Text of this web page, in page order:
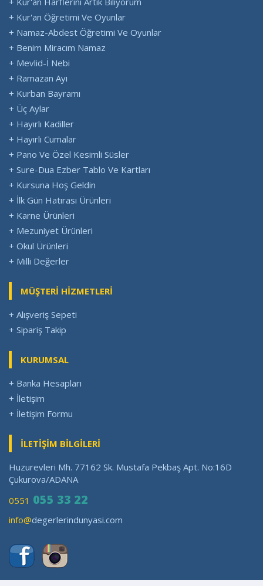
+ Kur'an Öğretimi Ve Oyunlar
+ Namaz-Abdest Öğretimi Ve Oyunlar
+ Benim Miracım Namaz
+ Mevlid-İ Nebi
+ Ramazan Ayı
+ Kurban Bayramı
+ Üç Aylar
+ Hayırlı Kadiller
+ Hayırlı Cumalar
+ Pano Ve Özel Kesimli Süsler
+ Sure-Dua Ezber Tablo Ve Kartları
+ Kursuna Hoş Geldin
+ İlk Gün Hatırası Ürünleri
+ Karne Ürünleri
+ Mezuniyet Ürünleri
+ Okul Ürünleri
+ Milli Değerler
MÜŞTERİ HİZMETLERİ
+ Alışveriş Sepeti
+ Sipariş Takip
KURUMSAL
+ Banka Hesapları
+ İletişim
+ İletişim Formu
İLETİŞİM BİLGİLERİ
Huzurevleri Mh. 77162 Sk. Mustafa Pekbaş Apt. No:16D
Çukurova/ADANA
0551 055 33 22
info@degerlerindunyasi.com